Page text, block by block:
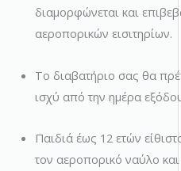
διαμορφώνεται και
αεροπορικών εισιτηρίων.
Το διαβατήριο σας θα
ισχύ από την ημέρα
Παιδιά έως 12 ετών
τον αεροπορικό ναύλο